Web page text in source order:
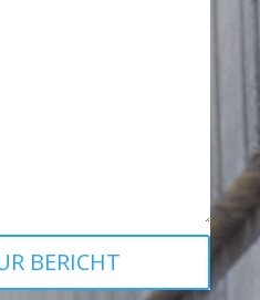
BERICHT